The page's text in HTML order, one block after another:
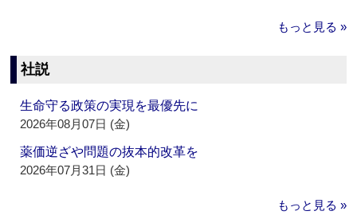
もっと見る »
社説
生命守る政策の実現を最優先に
2026年08月07日 (金)
薬価逆ざや問題の抜本的改革を
2026年07月31日 (金)
もっと見る »